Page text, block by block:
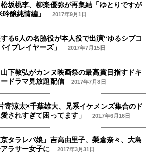
坂桃李、柳楽優弥が再集結「ゆとりですが
醸純情編」
2017年9月1日
る6人の名脇役が本人役で出演“ゆるシブコ
イプレイヤーズ」
2017年7月15日
下敦弘がカンヌ映画祭の最高賞目指すドキ
ドラマ見放題配信
2017年7月8日
寄涼太×千葉雄大、兄系イケメンズ集合のド
されすぎて困ってます」
2017年6月16日
京タラレバ娘」吉高由里子、榮倉奈々、大島
ラサー女子に
2017年3月31日